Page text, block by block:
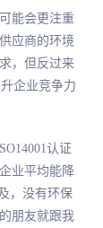
能会更注重
应商的环境
，但反过来
企业竞争力
认证
业平均能降
，没有环保
朋友就跟我